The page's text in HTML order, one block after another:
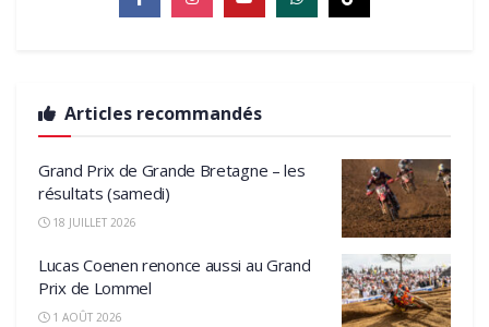
Articles recommandés
Grand Prix de Grande Bretagne – les
résultats (samedi)
18 JUILLET 2026
Lucas Coenen renonce aussi au Grand
Prix de Lommel
1 AOÛT 2026